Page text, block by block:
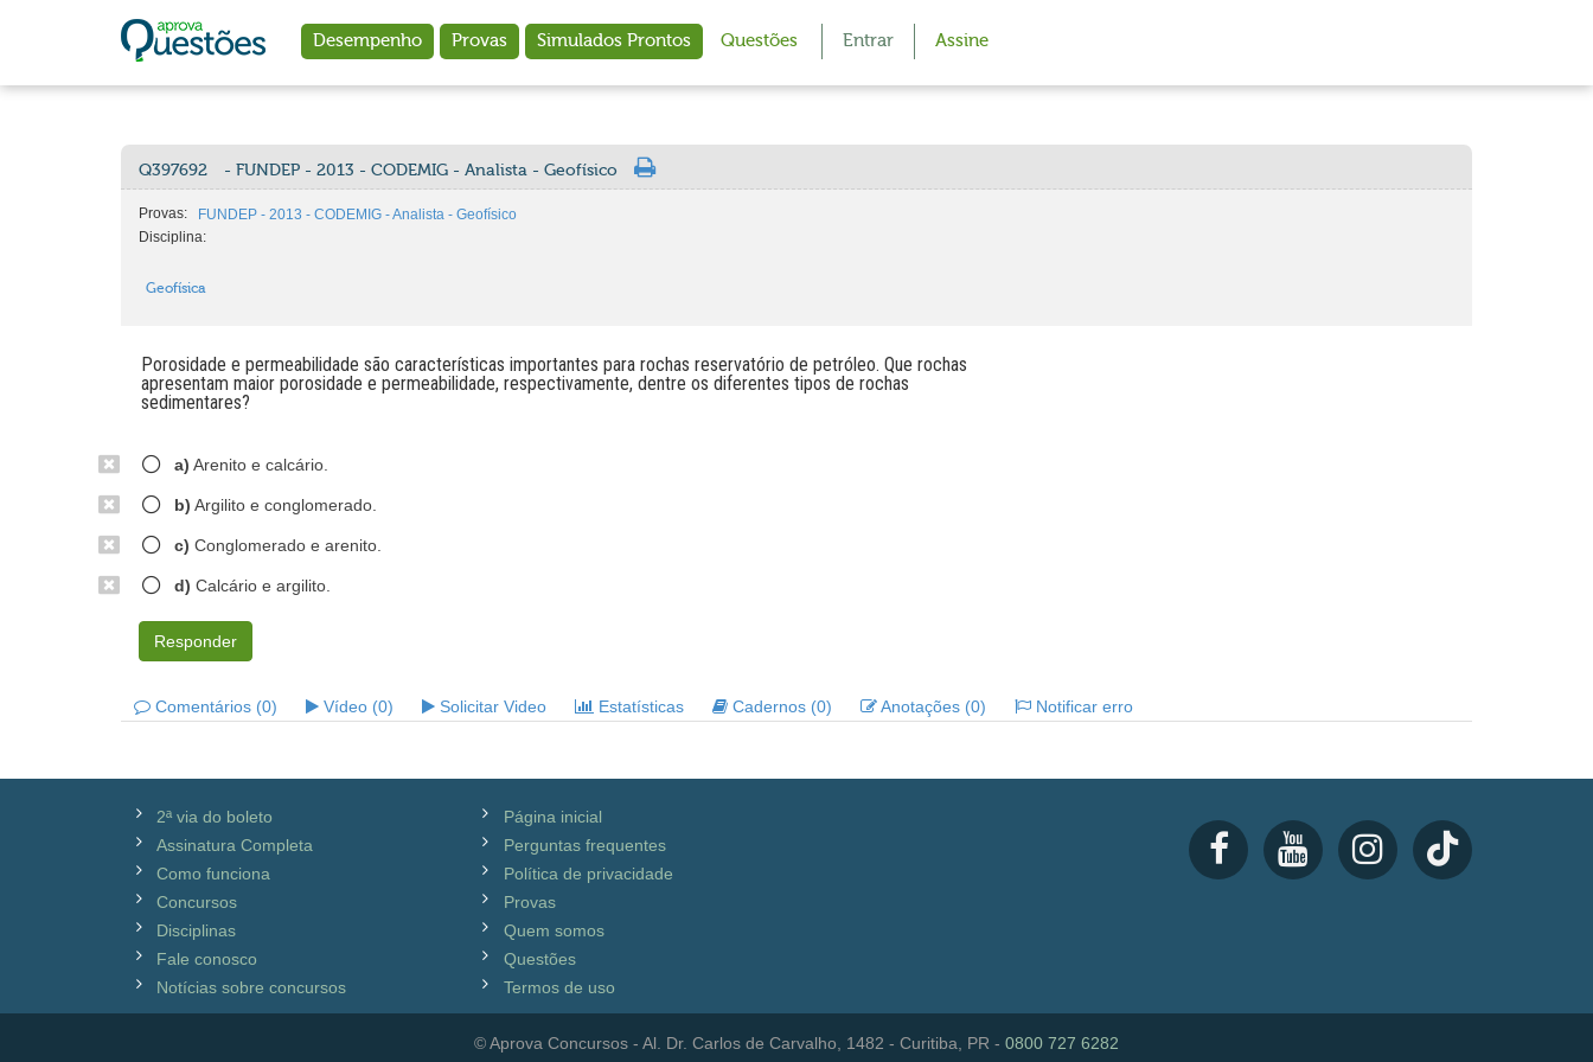
Desempenho Provas Simulados Prontos Questões Entrar Assine
Q397692 - FUNDEP - 2013 - CODEMIG - Analista - Geofísico
Provas:
FUNDEP - 2013 - CODEMIG - Analista - Geofísico
Disciplina:
Geofísica
Porosidade e permeabilidade são características importantes para rochas reservatório de petróleo. Que rochas
apresentam maior porosidade e permeabilidade, respectivamente, dentre os diferentes tipos de rochas
sedimentares?
a) Arenito e calcário.
b) Argilito e conglomerado.
c) Conglomerado e arenito.
d) Calcário e argilito.
Responder
Comentários (0) Vídeo (0) Solicitar Video Estatísticas Cadernos (0) Anotações (0) Notificar erro
2ª via do boleto
Assinatura Completa
Como funciona
Concursos
Disciplinas
Fale conosco
Notícias sobre concursos
Página inicial
Perguntas frequentes
Política de privacidade
Provas
Quem somos
Questões
Termos de uso
© Aprova Concursos - Al. Dr. Carlos de Carvalho, 1482 - Curitiba, PR - 0800 727 6282